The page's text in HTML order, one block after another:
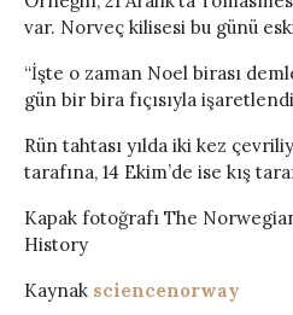
var. Norveç kilisesi bu günü
“İşte o zaman Noel birası
gün bir bira fıçısıyla
Rün tahtası yılda iki kez
tarafına, 14 Ekim’de ise kış
Kapak fotoğrafı The
History
Kaynak sciencenorway